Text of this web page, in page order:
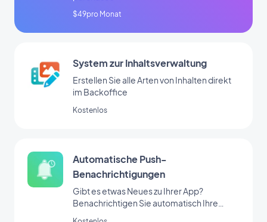
$49pro Monat
System zur Inhaltsverwaltung
Erstellen Sie alle Arten von Inhalten direkt
im Backoffice
Kostenlos
Automatische Push-
Benachrichtigungen
Gibt es etwas Neues zu Ihrer App?
Benachrichtigen Sie automatisch Ihre